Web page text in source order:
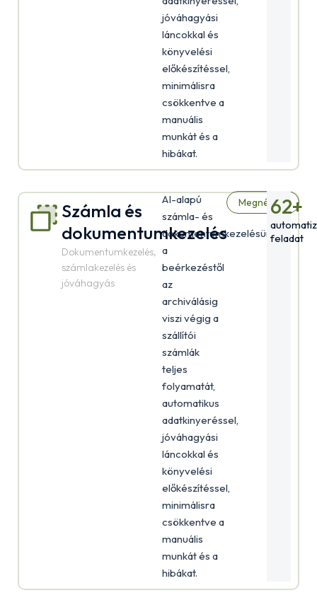
jóváhagyási
láncokkal és
könyvelési
előkészítéssel,
minimálisra
csökkentve a
manuális
munkát és a
hibákat.
Számla és
dokumentumkezelés
Dokumentumkezelés,
számlakezelés és
jóváhagyás
AI-alapú
számla- és
dokumentumkezelésünk
a
beérkezéstől
az
archiválásig
viszi végig a
szállítói
számlák
teljes
folyamatát,
automatikus
adatkinyeréssel,
jóváhagyási
láncokkal és
könyvelési
előkészítéssel,
minimálisra
csökkentve a
manuális
munkát és a
hibákat.
Megnézem
62+
feladat